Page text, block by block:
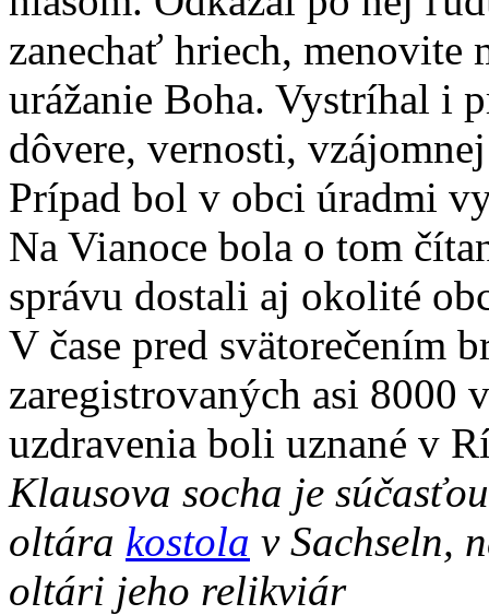
zanechať hriech, menovite
urážanie Boha. Vystríhal i
dôvere, vernosti,
Prípad bol v obci úradmi
Na Vianoce bola o tom
správu dostali aj okolité
V čase pred svätorečením
zaregistrovaných asi 8000
uzdravenia boli uznané v
Klausova socha je súčasťou
oltára kostola v Sachseln,
oltári jeho relikviár